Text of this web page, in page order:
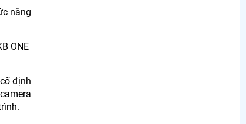
năng
ONE
định